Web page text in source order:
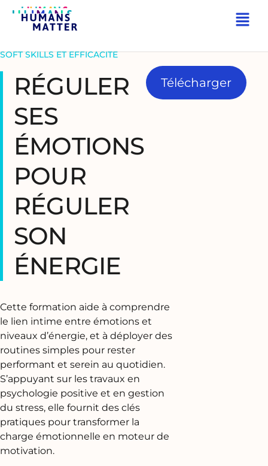
RETOUR
Télécharger
SOFT SKILLS ET EFFICACITÉ
RÉGULER
SES
ÉMOTIONS
POUR
RÉGULER
SON
ÉNERGIE
Cette formation aide à comprendre
le lien intime entre émotions et
niveaux d’énergie, et à déployer des
routines simples pour rester
performant et serein au quotidien.
S’appuyant sur les travaux en
psychologie positive et en gestion
du stress, elle fournit des clés
pratiques pour transformer la
charge émotionnelle en moteur de
motivation.